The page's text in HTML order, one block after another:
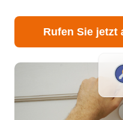
Rufen Sie jetzt